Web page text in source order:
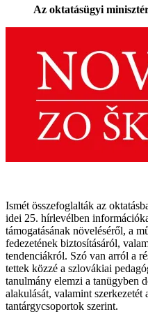
Az oktatásügyi
Ismét összefoglalták az
idei 25. hírlevélben
támogatásának növeléséről, a
fedezetének biztosításáról,
tendenciákról. Szó van arról a
tettek közzé a szlovákiai
tanulmány elemzi a tanügyben
alakulását, valamint
tantárgycsoportok szerint.